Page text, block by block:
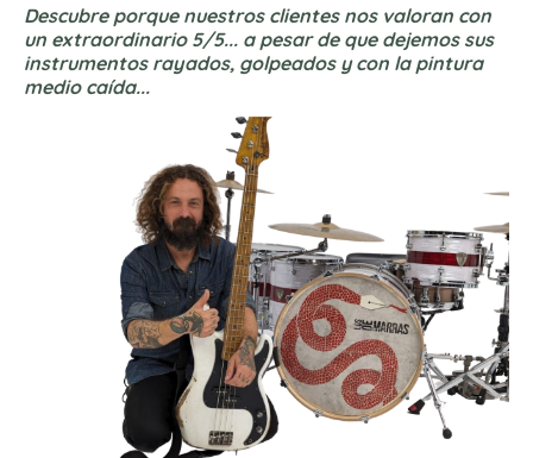
Descubre porque nuestros clientes nos valoran con
un extraordinario 5/5... a pesar de que dejemos sus
instrumentos rayados, golpeados y con la pintura
medio caída...